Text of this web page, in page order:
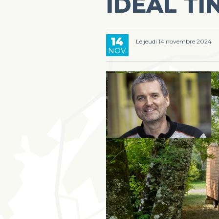
14
NOV.
Le jeudi 14 novembre 2024